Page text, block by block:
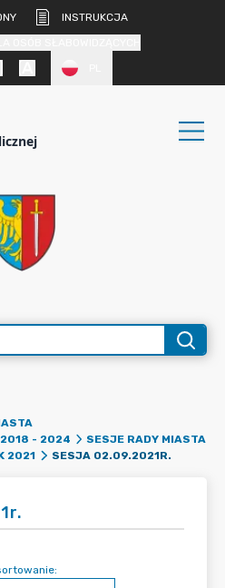
INSTRUKCJA
2018 - 2024
SESJE RADY MIASTA
2021 SESJA 02.09.2021R.